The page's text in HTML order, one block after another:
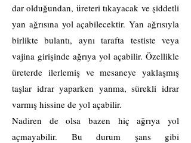
dar olduğundan, üreteri tıkayacak ve şiddetli
yan ağrısına yol açabilecektir. Yan ağrısıyla
birlikte bulantı, aynı tarafta testiste veya
vajina girişinde ağrıya yol açabilir. Özellikle
üreterde ilerlemiş ve mesaneye yaklaşmış
taşlar idrar yaparken yanma, sürekli idrar
varmış hissine de yol açabilir.
Nadiren de olsa bazen hiç ağrıya yol
açmayabilir. Bu durum şans gibi